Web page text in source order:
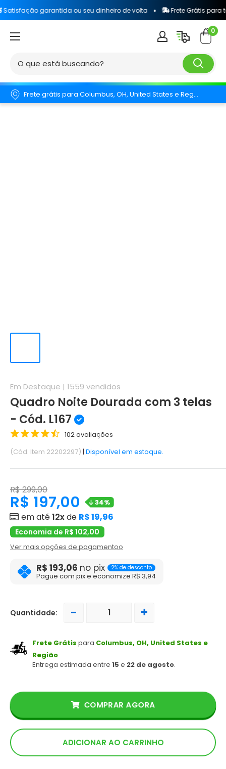
garantida ou seu dinheiro de volta Frete Grátis para todo o
0
Frete grátis para Columbus, OH, United States e Região.
Em Destaque | 1559 vendidos
Quadro Noite Dourada com 3 telas
- Cód. L167
102 avaliações
(Cód. Item 22202297) | Disponível em estoque.
R$ 299,00
R$ 197,00 34%
em até12xde R$ 19,96
Economia de R$ 102,00
Ver mais opções de pagamentoo
R$ 193,06 no pix 2% de desconto
Pague com pix e economize R$ 3,94
Quantidade: - +
Frete Grátis para Columbus, OH, United States e
Região
Entrega estimada entre 15 e 22 de agosto.
ADICIONAR AO CARRINHO
COMPRAR AGORA